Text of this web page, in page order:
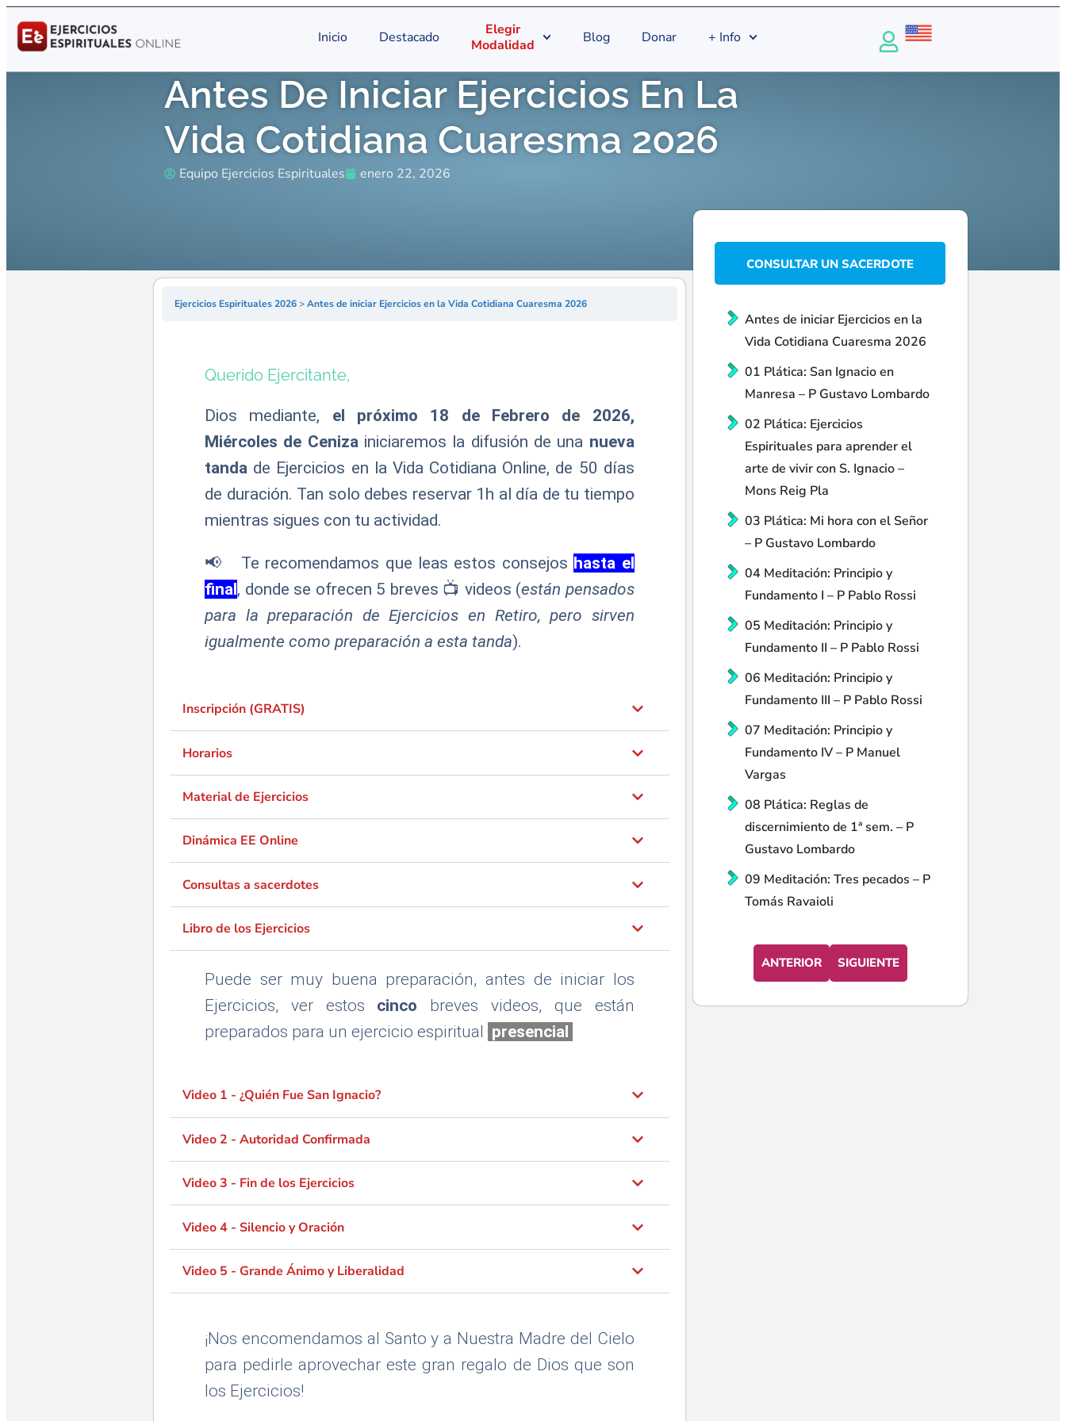
Inicio Destacado
Elegir
Modalidad
Blog Donar + Info
Antes De Iniciar Ejercicios En La
Vida Cotidiana Cuaresma 2026
Equipo Ejercicios Espirituales enero 22, 2026
Ejercicios Espirituales 2026 Antes de iniciar Ejercicios en la Vida Cotidiana Cuaresma 2026
Querido Ejercitante,
Dios mediante, el próximo 18 de Febrero de 2026,
Miércoles de Cenizainiciaremos la difusión de una nueva
tanda de Ejercicios en la Vida Cotidiana Online, de 50 días
de duración. Tan solo debes reservar 1h al día de tu tiempo
mientras sigues con tu actividad.
📢 Te recomendamos que leas estos consejos hasta el
final, donde se ofrecen 5 breves 📺 videos (están pensados
para la preparación de Ejercicios en Retiro, pero sirven
igualmente como preparación a esta tanda).
Inscripción (GRATIS)
Horarios
Material de Ejercicios
Dinámica EE Online
Consultas a sacerdotes
Libro de los Ejercicios
Puede ser muy buena preparación, antes de iniciar los
Ejercicios, ver estos cinco breves videos, que están
preparados para un ejercicio espiritual presencial
Video 1 - ¿Quién Fue San Ignacio?
Video 2 - Autoridad Confirmada
Video 3 - Fin de los Ejercicios
Video 4 - Silencio y Oración
Video 5 - Grande Ánimo y Liberalidad
¡Nos encomendamos al Santo y a Nuestra Madre del Cielo
para pedirle aprovechar este gran regalo de Dios que son
los Ejercicios!
CONSULTAR UN SACERDOTE
Antes de iniciar Ejercicios en la
Vida Cotidiana Cuaresma 2026
01 Plática: San Ignacio en
Manresa – P Gustavo Lombardo
02 Plática: Ejercicios
Espirituales para aprender el
arte de vivir con S. Ignacio –
Mons Reig Pla
03 Plática: Mi hora con el Señor
– P Gustavo Lombardo
04 Meditación: Principio y
Fundamento I – P Pablo Rossi
05 Meditación: Principio y
Fundamento II – P Pablo Rossi
06 Meditación: Principio y
Fundamento III – P Pablo Rossi
07 Meditación: Principio y
Fundamento IV – P Manuel
Vargas
08 Plática: Reglas de
discernimiento de 1ª sem. – P
Gustavo Lombardo
09 Meditación: Tres pecados – P
Tomás Ravaioli
ANTERIOR SIGUIENTE